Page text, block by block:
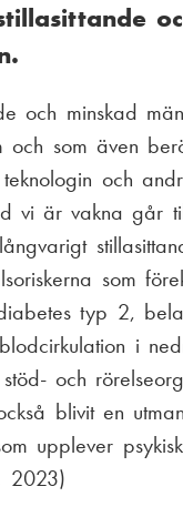
och minskad
och som även
teknologin och
vi är vakna går
som
typ 2,
i
och
blivit en
upplever
2023)